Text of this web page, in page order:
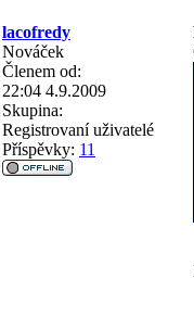
lacofredy
Nováček
Členem od:
22:04 4.9.2009
Skupina:
Registrovaní uživatelé
Příspěvky: 11